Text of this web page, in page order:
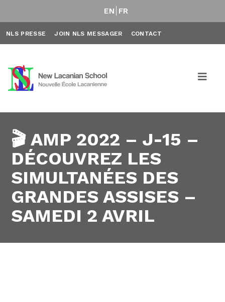
EN FR
NLS PRESSE JOIN NLS MESSAGER CONTACT
🎬 AMP 2022 – J-15 –
DÉCOUVREZ LES
SIMULTANÉES DES
GRANDES ASSISES –
SAMEDI 2 AVRIL